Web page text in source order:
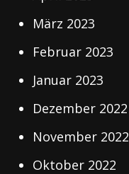
März 2023
Februar 2023
Januar 2023
Dezember 2022
November 2022
Oktober 2022